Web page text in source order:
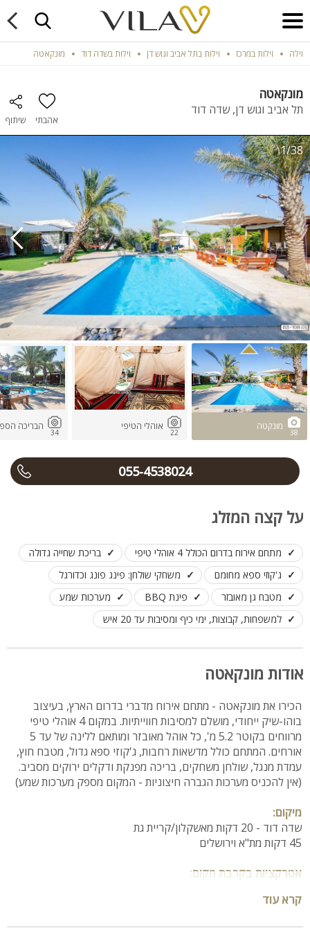
וילה וילות במרכז וילות בתל אביב וגוש דן וילות בשדה דוד מונקאטה
מונקאטה
תל אביב וגוש דן, שדה דוד
אהבתי שיתוף
1/38
38
מונקטה
22
אוהלי הטיפי
34
הבריכה
055-4538024
על קצה המזלג
מתחם אירוח בדרום הכולל 4 אוהלי טיפי
בריכת שחייה גדולה
ג'קוזי ספא מחומם
משחקי שולחן: פינג פונג וכדורגל
מטבח גן מאובזר
פינת BBQ
מערכות שמע
למשפחות, קבוצות, ימי כיף ומסיבות עד 20 איש
אודות מונקאטה
הכירו את מונקאטה - מתחם אירוח מדברי בדרום הארץ, בעיצוב
בוהו-שיק ייחודי, מושלם למסיבות חווייתיות. במקום 4 אוהלי טיפי
מרווחים בקוטר 5.2 מ', כל אוהל מאובזר ומותאם ללינה של עד 5
אורחים. המתחם כולל מדשאות רחבות, ג'קוזי ספא גדול, מטבח חוץ,
עמדת מנגל, שולחן משחקים, בריכה מפנקת ודקלים ירוקים מסביב.
(אין להכניס מערכות הגברה חיצוניות - המקום מספק מערכות שמע)
מיקום:
שדה דוד - 20 דקות מאשקלון/קריית גת
45 דקות מת"א וירושלים
אטרקציות בקרבת מקום:
קרא עוד